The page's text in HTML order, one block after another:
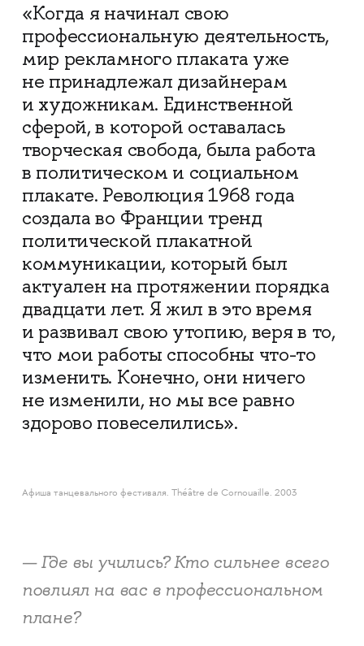
«Когда я начинал свою
профессиональную деятельность,
мир рекламного плаката уже
не принадлежал дизайнерам
и художникам. Единственной
сферой, в которой оставалась
творческая свобода, была работа
в политическом и социальном
плакате. Революция 1968 года
создала во Франции тренд
политической плакатной
коммуникации, который был
актуален на протяжении порядка
двадцати лет. Я жил в это время
и развивал свою утопию, веря в то,
что мои работы способны что-то
изменить. Конечно, они ничего
не изменили, но мы все равно
здорово повеселились».
Афиша танцевального фестиваля. Théâtre de Cornouaille. 2003
— Где вы учились? Кто сильнее всего
повлиял на вас в профессиональном
плане?